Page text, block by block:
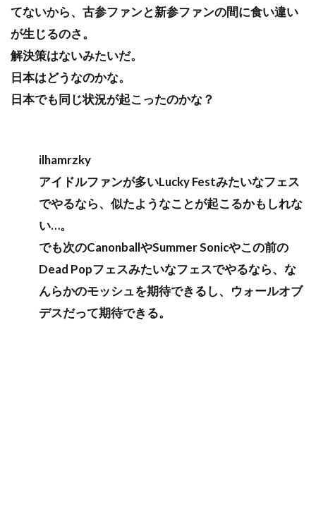
てないから、古参ファンと新参ファンの間に食い違い
が生じるのさ。
解決策はないみたいだ。
日本はどうなのかな。
日本でも同じ状況が起こったのかな？
ilhamrzky
アイドルファンが多いLucky Festみたいなフェス
でやるなら、似たようなことが起こるかもしれな
い…。
でも次のCanonballやSummer Sonicやこの前の
Dead Popフェスみたいなフェスでやるなら、な
んらかのモッシュを期待できるし、ウォールオブ
デスだって期待できる。